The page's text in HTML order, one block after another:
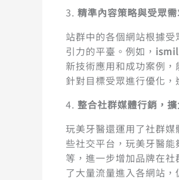
3. 精準內容策略與受眾
站群中的各個網站根據
引力的平臺。例如，
新技術應用和成功案例
針對目標受眾進行優化
4. 整合社群媒體行銷，
玩美牙醫還運用了社群
些社交平台，玩美牙醫
等，進一步增加品牌在
了大量流量進入各網站